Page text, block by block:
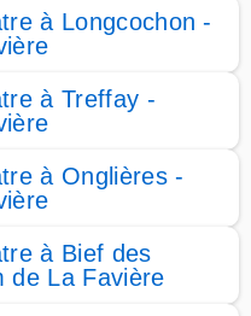
à Longcochon -
à Treffay -
à Onglières -
à Bief des
de La Favière